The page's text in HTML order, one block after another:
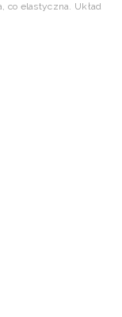
co elastyczna. Układ